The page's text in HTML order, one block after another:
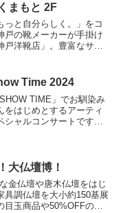
まもと 2F
っと自分らしく。」をコ
戸の靴メーカーが手掛け
戸洋靴店」。豊富なサイ
では、3D測定器で足を
タッ...
Time 2024
TIME」でお馴染み
をはじめとするアーティ
シャルコンサートです。
大仏壇博！
金仏壇や唐木仏壇をはじ
具調仏壇を大小約150基展
目玉商品や50%OFFの商